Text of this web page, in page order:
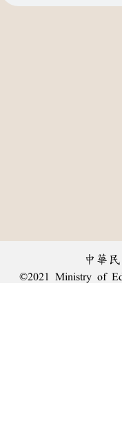
中華
©2021 Ministry of